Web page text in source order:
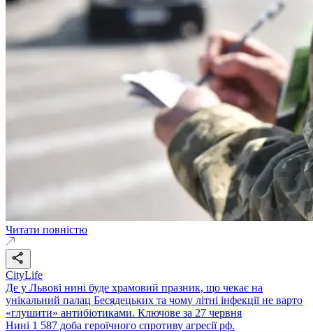
Читати повністю
CityLife
Де у Львові нині буде храмовий празник, що чекає на
унікальний палац Бесядецьких та чому літні інфекції не варто
«глушити» антибіотиками. Ключове за 27 червня
Нині 1 587 доба героїчного спротиву агресії рф.